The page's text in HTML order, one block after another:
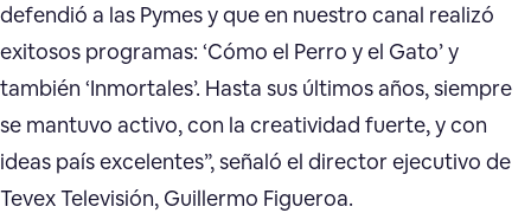
defendió a las Pymes y que en nuestro canal realizó
exitosos programas: ‘Cómo el Perro y el Gato’ y
también ‘Inmortales’. Hasta sus últimos años, siempre
se mantuvo activo, con la creatividad fuerte, y con
ideas país excelentes”, señaló el director ejecutivo de
Tevex Televisión, Guillermo Figueroa.